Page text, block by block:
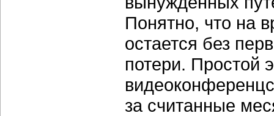
Понятно, что на
остается без
потери. Простой
за считанные